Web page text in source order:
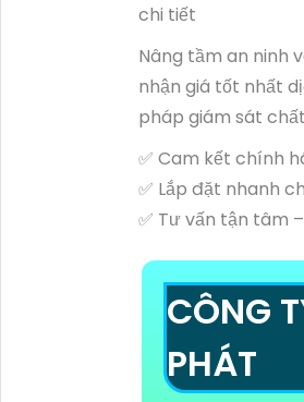
chi tiết
Nâng tầm an ninh
nhận giá tốt nhất
pháp giám sát
✅ Cam kết chính
✅ Lắp đặt nhanh
✅ Tư vấn tận tâm
CÔNG
PHÁT